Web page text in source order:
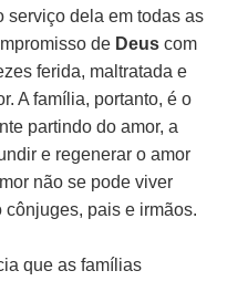
serviço dela em todas as
de Deus com
ferida, maltratada e
A família, portanto, é o
partindo do amor, a
e regenerar o amor
não se pode viver
cônjuges, pais e irmãos.
que as famílias